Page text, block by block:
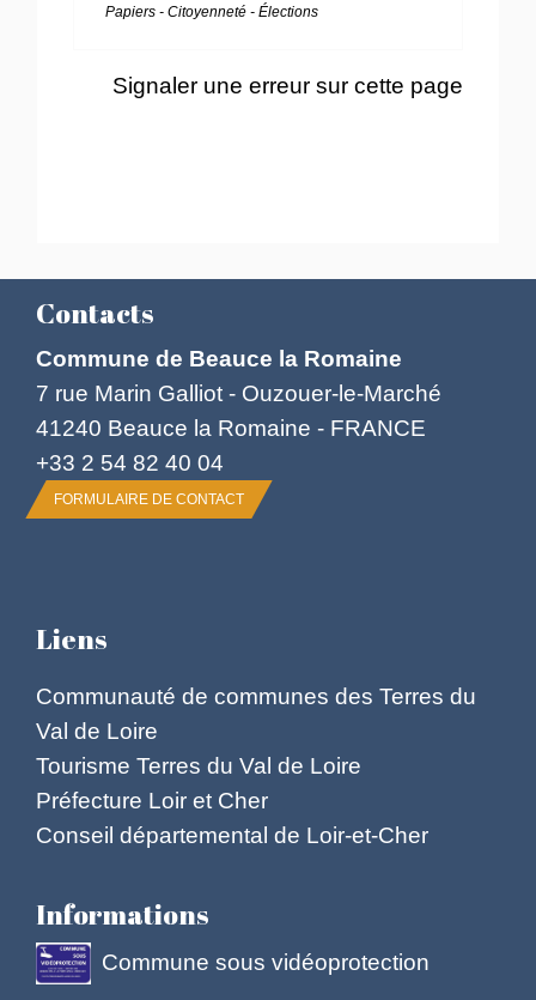
Papiers - Citoyenneté - Élections
Signaler une erreur sur cette page
Contacts
Commune de Beauce la Romaine
7 rue Marin Galliot - Ouzouer-le-Marché
41240 Beauce la Romaine - FRANCE
+33 2 54 82 40 04
FORMULAIRE DE CONTACT
Liens
Communauté de communes des Terres du
Val de Loire
Tourisme Terres du Val de Loire
Préfecture Loir et Cher
Conseil départemental de Loir-et-Cher
Informations
Commune sous vidéoprotection